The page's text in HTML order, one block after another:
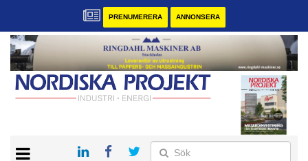
PRENUMERERA ANNONSERA